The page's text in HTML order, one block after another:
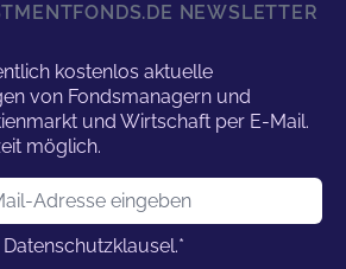
NEWSLETTER
kostenlos aktuelle
von Fondsmanagern und
und Wirtschaft per E-Mail.
möglich.
Datenschutzklausel.*